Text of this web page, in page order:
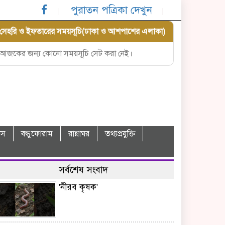
পুরাতন পত্রিকা দেখুন
সেহরি ও ইফতারের সময়সূচি(ঢাকা ও আশপাশের এলাকা)
আজকের জন্য কোনো সময়সূচি সেট করা নেই।
বন্ধুফোরাম রান্নাঘর
তথ্যপ্রযুক্তি
সর্বশেষ সংবাদ
'নীরব কৃষক'